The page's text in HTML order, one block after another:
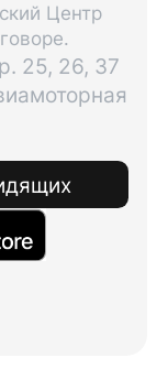
Центр
25, 26, 37